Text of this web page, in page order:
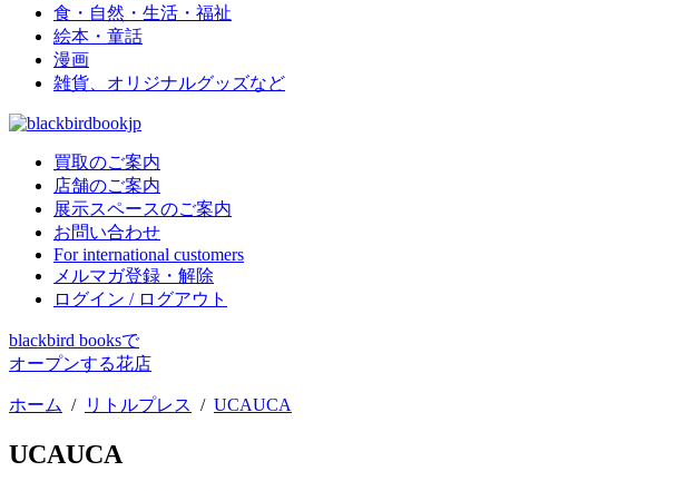
食・自然・生活・福祉
絵本・童話
漫画
雑貨、オリジナルグッズなど
買取のご案内
店舗のご案内
展示スペースのご案内
お問い合わせ
For international customers
メルマガ登録・解除
ログイン / ログアウト
blackbird booksで
オープンする花店
ホーム / リトルプレス / UCAUCA
UCAUCA